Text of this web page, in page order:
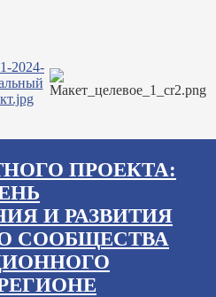
ПРОЕКТА:
И РАЗВИТИЯ
СООБЩЕСТВА